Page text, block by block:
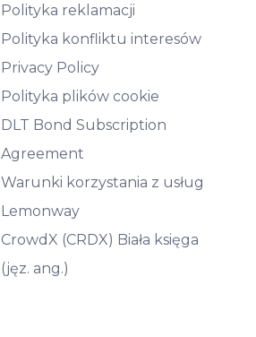
Polityka reklamacji
Polityka konfliktu interesów
Privacy Policy
Polityka plików cookie
DLT Bond Subscription
Agreement
Warunki korzystania z usług
Lemonway
CrowdX (CRDX) Biała księga
(jęz. ang.)